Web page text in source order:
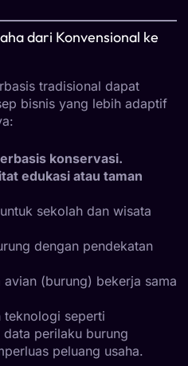
dari Konvensional ke
tradisional dapat
bisnis yang lebih adaptif
konservasi.
edukasi atau taman
sekolah dan wisata
dengan pendekatan
avian (burung) bekerja sama
teknologi seperti
perilaku burung
peluang usaha.